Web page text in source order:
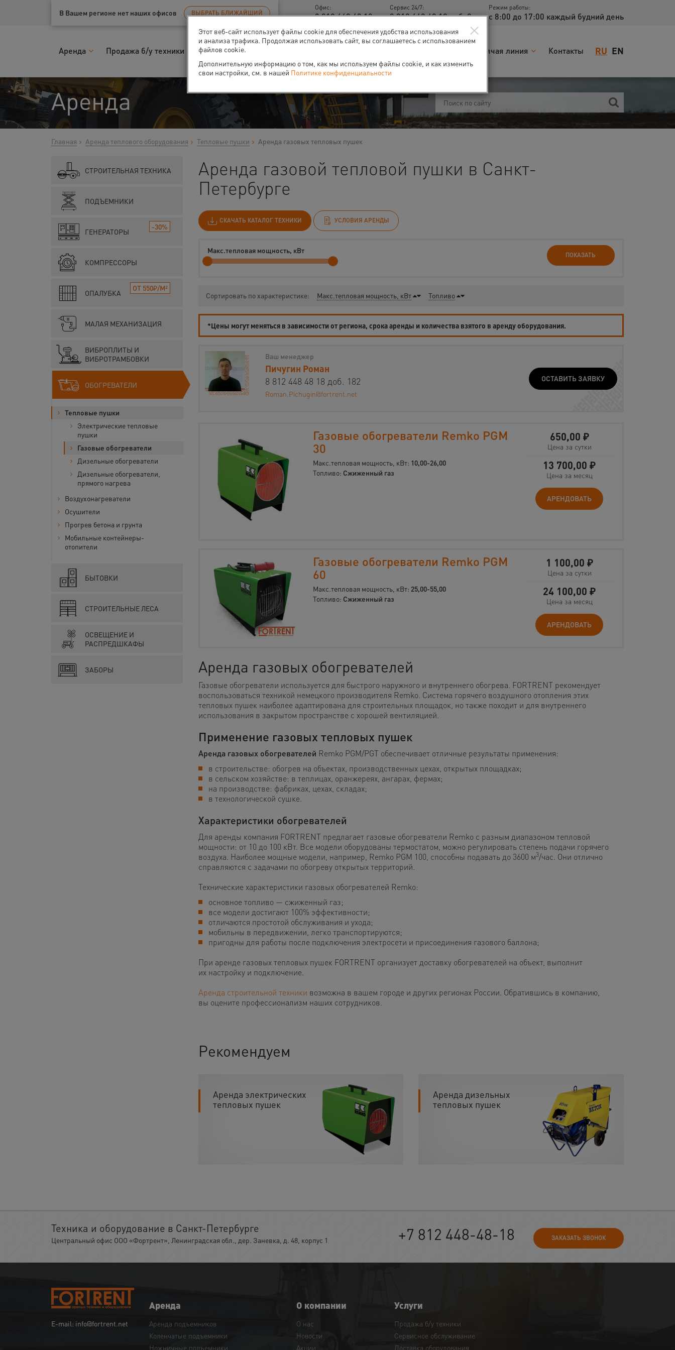
Ваш город:Санкт-Петербург
В Вашем регионе нет наших офисов ВЫБРАТЬ БЛИЖАЙШИЙ
Офис:
8 812 448 48 18
Сервис 24/7:
8 812 448 48 18 доб. 2
Режим работы:
с 8:00 до 17:00 каждый будний день
RU EN
Аренда Продажа б/у техники Запчасти Горячая линия Контакты
Аренда
Главная Аренда теплового оборудования Тепловые пушки Аренда газовых тепловых пушек
СТРОИТЕЛЬНАЯ ТЕХНИКА
ПОДЪЕМНИКИ
ГЕНЕРАТОРЫ
-30%
КОМПРЕССОРЫ
ОПАЛУБКА
ОТ 550₽/М²
МАЛАЯ МЕХАНИЗАЦИЯ
ВИБРОПЛИТЫ И
ВИБРОТРАМБОВКИ
ОБОГРЕВАТЕЛИ
Тепловые пушки
Электрические тепловые
пушки
Газовые обогреватели
Дизельные обогреватели
Дизельные обогреватели,
прямого нагрева
Воздухонагреватели
Осушители
Прогрев бетона и грунта
Мобильные контейнеры-
отопители
БЫТОВКИ
СТРОИТЕЛЬНЫЕ ЛЕСА
ОСВЕЩЕНИЕ И
РАСПРЕДШКАФЫ
ЗАБОРЫ
Аренда газовой тепловой пушки в Санкт-
Петербурге
СКАЧАТЬ КАТАЛОГ ТЕХНИКИ УСЛОВИЯ АРЕНДЫ
Макс.тепловая мощность, кВт
ПОКАЗАТЬ
Сортировать по характеристике: Макс.тепловая мощность, кВт Топливо
*Цены могут меняться в зависимости от региона, срока аренды и количества взятого в аренду оборудования.
Ваш менеджер
Пичугин Роман
8 812 448 48 18 доб. 182
Roman.Pichugin@fortrent.net
ОСТАВИТЬ ЗАЯВКУ
Газовые обогреватели Remko PGM
30
Макс.тепловая мощность, кВт: 10,00-26,00
Топливо: Сжиженный газ
650,00 ₽
Цена за сутки
13 700,00 ₽
Цена за месяц
АРЕНДОВАТЬ
Газовые обогреватели Remko PGM
60
Макс.тепловая мощность, кВт: 25,00-55,00
Топливо: Сжиженный газ
1 100,00 ₽
Цена за сутки
24 100,00 ₽
Цена за месяц
АРЕНДОВАТЬ
Аренда газовых обогревателей
Газовые обогреватели используется для быстрого наружного и внутреннего обогрева. FORTRENT рекомендует
воспользоваться техникой немецкого производителя Remko. Система горячего воздушного отопления этих
тепловых пушек наиболее адаптирована для строительных площадок, но также походит и для внутреннего
использования в закрытом пространстве с хорошей вентиляцией.
Применение газовых тепловых пушек
Аренда газовых обогревателей Remko PGM/PGT обеспечивает отличные результаты применения:
в строительстве: обогрев на объектах, производственных цехах, открытых площадках;
в сельском хозяйстве: в теплицах, оранжереях, ангарах, фермах;
на производстве: фабриках, цехах, складах;
в технологической сушке.
Характеристики обогревателей
Для аренды компания FORTRENT предлагает газовые обогреватели Remko с разным диапазоном тепловой
мощности: от 10 до 100 кВт. Все модели оборудованы термостатом, можно регулировать степень подачи горячего
воздуха. Наиболее мощные модели, например, Remko PGM 100, способны подавать до 3600 м3/час. Они отлично
справляются с задачами по обогреву открытых территорий.
Технические характеристики газовых обогревателей Remko:
основное топливо — сжиженный газ;
все модели достигают 100% эффективности;
отличаются простотой обслуживания и ухода;
мобильны в передвижении, легко транспортируются;
пригодны для работы после подключения электросети и присоединения газового баллона;
При аренде газовых тепловых пушек FORTRENT организует доставку обогревателей на объект, выполнит
их настройку и подключение.
Аренда строительной техники возможна в вашем городе и других регионах России. Обратившись в компанию,
вы оцените профессионализм наших сотрудников.
Рекомендуем
Аренда электрических
тепловых пушек
Аренда дизельных
тепловых пушек
Техника и оборудование в Санкт-Петербурге
Центральный офис ООО «Фортрент», Ленинградская обл., дер. Заневка, д. 48, корпус 1 +7 812 448-48-18 ЗАКАЗАТЬ ЗВОНОК
E-mail: info@fortrent.net
Аренда
Аренда подъемников
Коленчатые подъемники
Ножничные подъемники
О компании
О нас
Новости
Акции
Услуги
Продажа б/у техники
Сервисное обслуживание
Доставка оборудования
×
Этот веб-сайт использует файлы cookie для обеспечения удобства использования
и анализа трафика. Продолжая использовать сайт, вы соглашаетесь с использованием
файлов cookie.
Дополнительную информацию о том, как мы используем файлы cookie, и как изменить
свои настройки, см. в нашей Политике конфиденциальности